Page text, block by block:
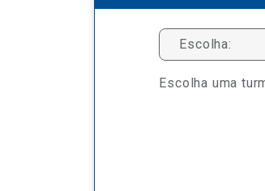
Escolha:
Escolha uma